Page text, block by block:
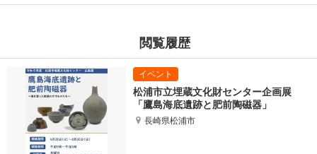
閲覧履歴
松浦市立埋蔵文化財センター企画展
「鷹島海底遺跡と肥前陶磁器」
長崎県松浦市